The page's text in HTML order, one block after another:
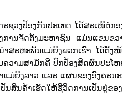
ວງປ້ອງກັນປະເທດ ໄດ້ສະເໜີຕໍ່ກ
ການຈັດຕັ້ງມະຫາຊົນ ແມ່ນແຂນຂວ
ສະຫະພັນແມ່ຍິງພວກເຮົາ ໄດ້ຕັ້ງ
ຄວາມສາມັກຄີ ປົກປ້ອງສິດຜົນປະໂ
ມ່ຍິງລາວ ແລະ ແຜນຂອງອົງຄະນ
ນສິນຄ້າເຮັດໃຫ້ຊີວິດການເປັນຢູ່ຂ